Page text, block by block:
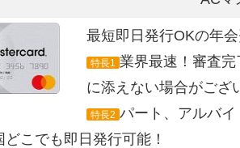
最短即日発行OKの年
特長1 業界最速！審査
に添えない場合がござ
特長2 パート、アルバイ
どこでも即日発行可能！